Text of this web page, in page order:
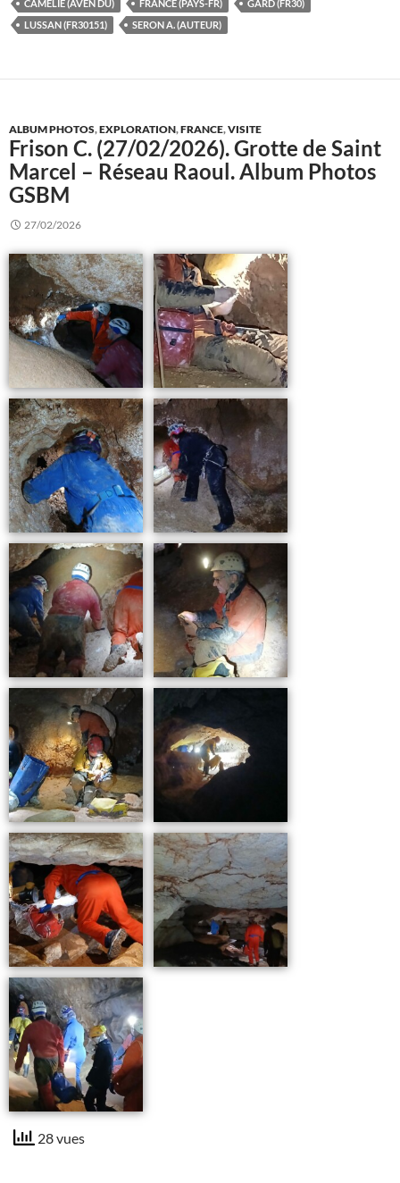
CAMELIE (AVEN DU) FRANCE (PAYS-FR)
GARD (FR30)
LUSSAN (FR30151)
SERON A. (AUTEUR)
ALBUM PHOTOS,EXPLORATION,FRANCE,VISITE
Frison C. (27/02/2026). Grotte de Saint
Marcel – Réseau Raoul. Album Photos
GSBM
27/02/2026
28 vues